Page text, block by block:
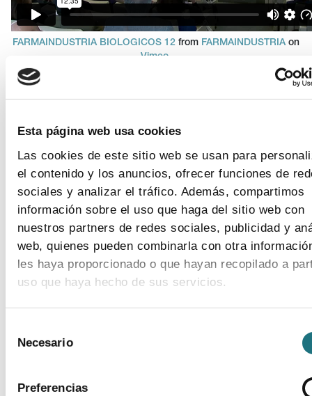
Esta página web usa cookies
Las cookies de este sitio web se usan para
el contenido y los anuncios, ofrecer funciones de
sociales y analizar el tráfico. Además, compartimos
información sobre el uso que haga del sitio web con
nuestros partners de redes sociales, publicidad y
web, quienes pueden combinarla con otra
les haya proporcionado o que hayan recopilado a
uso que haya hecho de sus servicios.
de cookies
Necesario
Preferencias
FARMAINDUSTRIA BIOLOGICOS 12 from FARMAINDUSTRIAon
Vimeo
FARMAINDUSTRIA BIOLOGICOS 13fromFARMAINDUSTRIA